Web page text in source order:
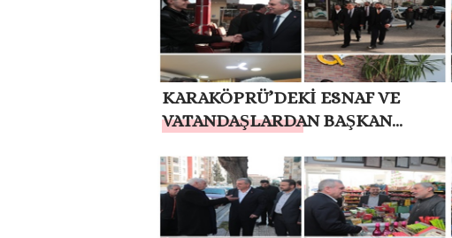
KARAKÖPRÜ’DEKİ ESNAF VE
VATANDAŞLARDAN BAŞKAN
TAM DESTEK Görüntülü